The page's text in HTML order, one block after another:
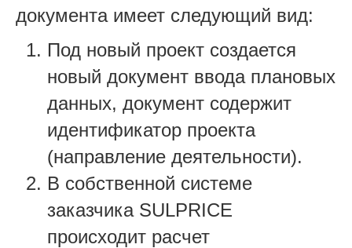
документа имеет следующий вид:
Под новый проект создается
новый документ ввода плановых
данных, документ содержит
идентификатор проекта
(направление деятельности).
В собственной системе
заказчика SULPRICE
происходит расчет